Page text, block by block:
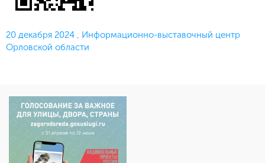
Опубликовано
20 декабря 2024 , Информационно-выставочный центр
Орловской области